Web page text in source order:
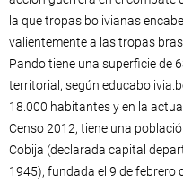
la que tropas bolivianas
valientemente a las tropas
Pando tiene una superficie de
territorial, según
18.000 habitantes y en la
Censo 2012, tiene una
Cobija (declarada capital
1945), fundada el 9 de febrero